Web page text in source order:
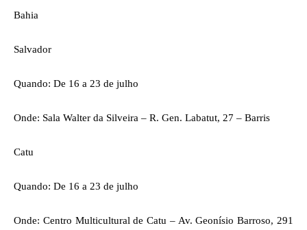
Bahia
Salvador
Quando: De 16 a 23 de julho
Onde: Sala Walter da Silveira – R. Gen. Labatut, 27 – Barris
Catu
Quando: De 16 a 23 de julho
Onde: Centro Multicultural de Catu – Av. Geonísio Barroso, 291